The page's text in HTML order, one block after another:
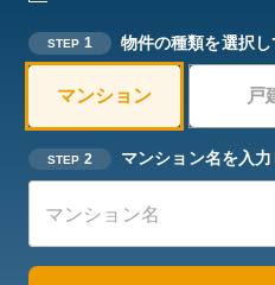
STEP 1 物件の種類を選択
マンション 戸
STEP 2 マンション名を入